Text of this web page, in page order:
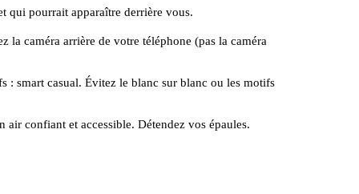
qui pourrait apparaître derrière vous.
caméra arrière de votre téléphone (pas la caméra
: smart casual. Évitez le blanc sur blanc ou les motifs
confiant et accessible. Détendez vos épaules.